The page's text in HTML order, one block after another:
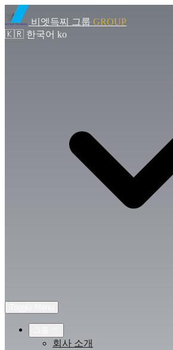
비엣득찌 그룹 GROUP
🇰🇷 한국어 ko
회사 소개